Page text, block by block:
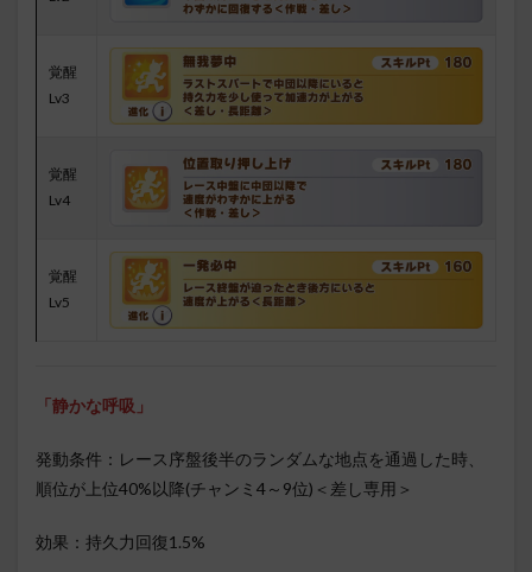
覚醒
Lv3
覚醒
Lv4
覚醒
Lv5
「静かな呼吸」
発動条件：レース序盤後半のランダムな地点を通過した時、
順位が上位40%以降(チャンミ4～9位)＜差し専用＞
効果：持久力回復1.5%